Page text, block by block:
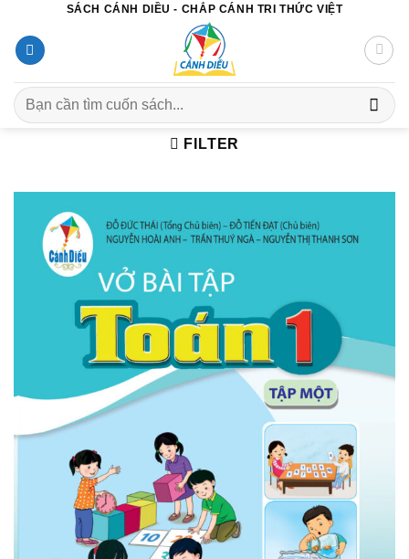
đến
nội
dung
SÁCH CÁNH DIỀU - CHẮP CÁNH TRI THỨC VIỆT
Search
for:
FILTER